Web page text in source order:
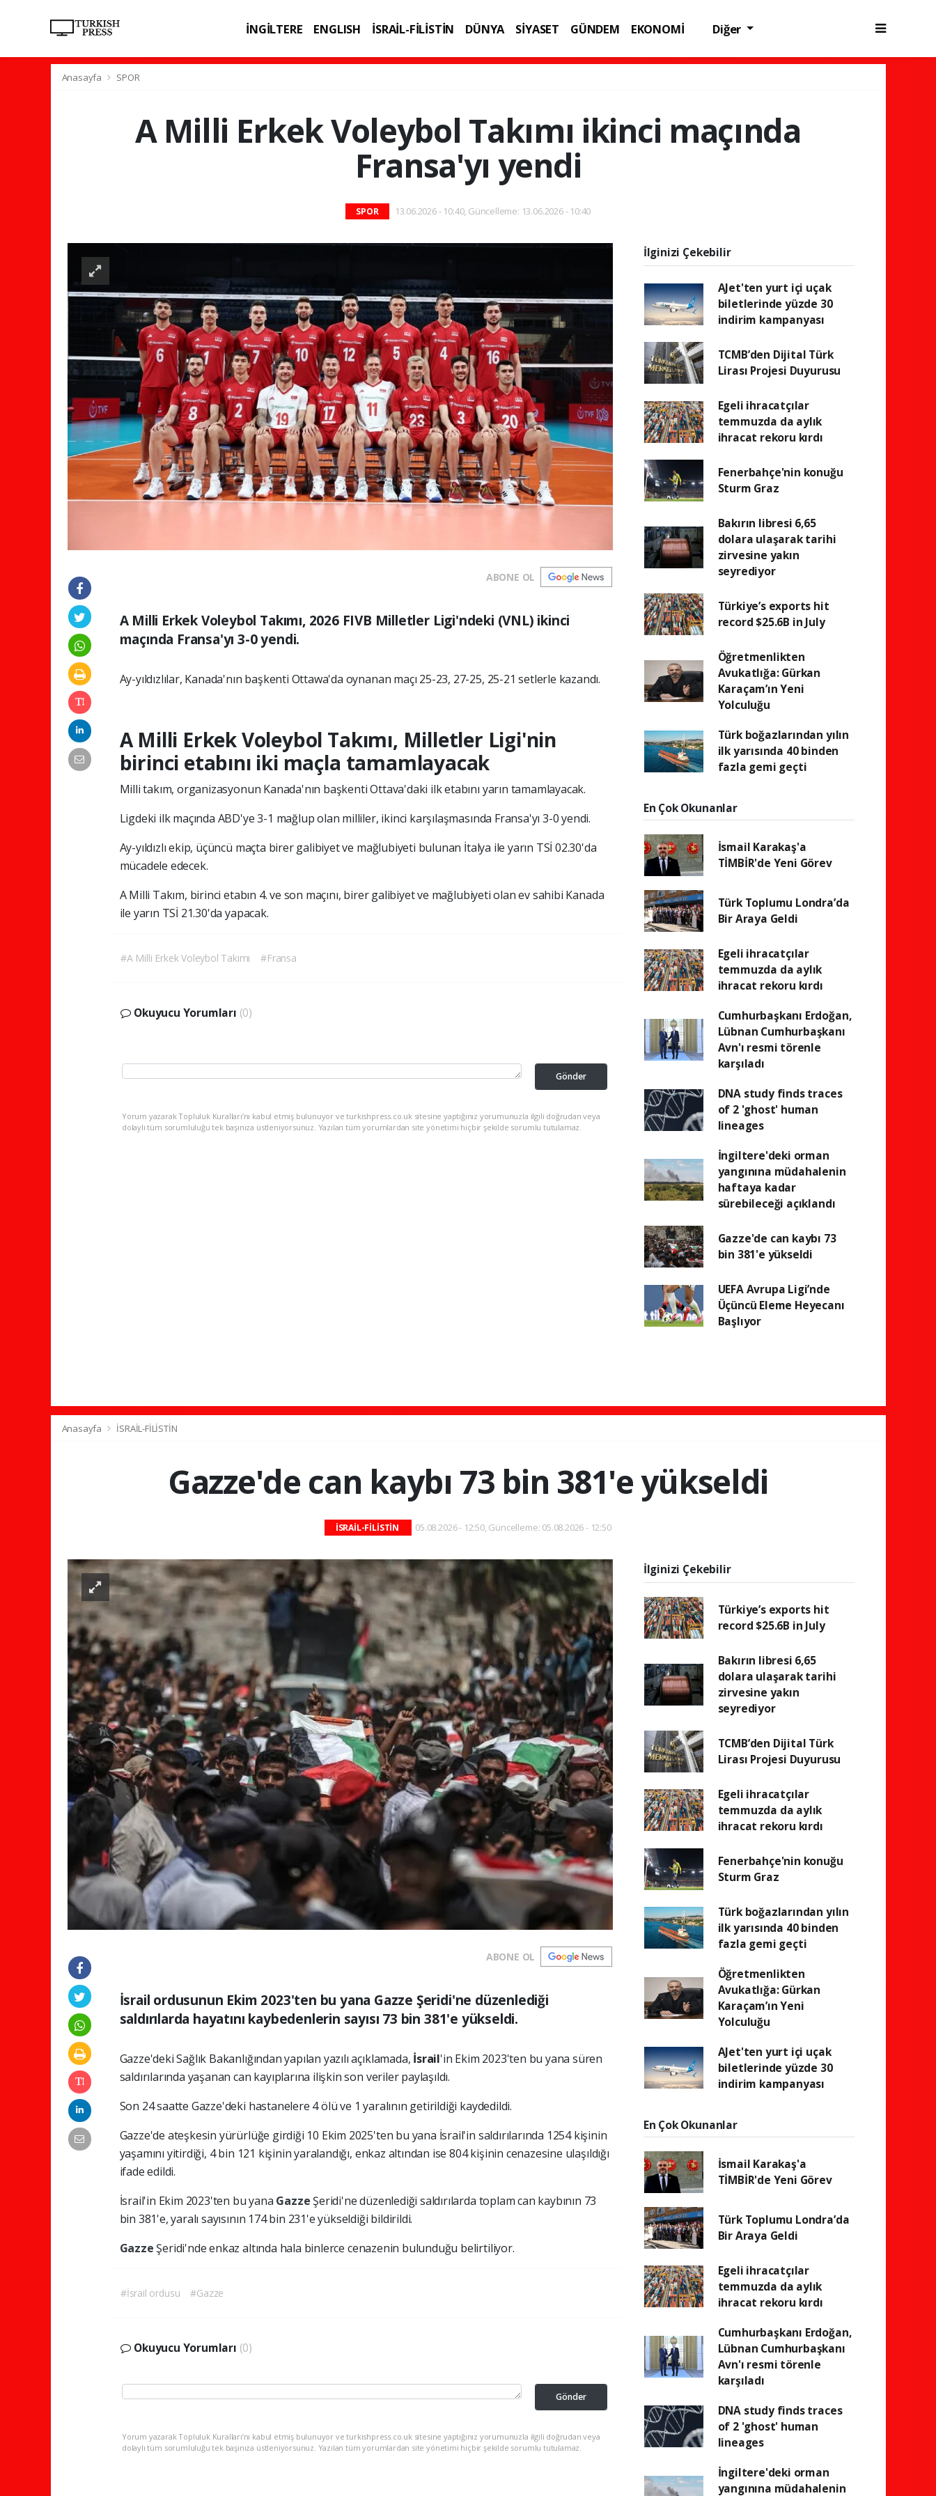
İNGİLTERE ENGLISH İSRAİL-FİLİSTİN DÜNYA SİYASET GÜNDEM
EKONOMİ
Diğer
Anasayfa SPOR
A Milli Erkek Voleybol Takımı ikinci maçında
Fransa'yı yendi
SPOR 13.06.2026 - 10:40, Güncelleme: 13.06.2026 - 10:40
ABONE OL
A Milli Erkek Voleybol Takımı, 2026 FIVB Milletler Ligi'ndeki (VNL) ikinci
maçında Fransa'yı 3-0 yendi.
Ay-yıldızlılar, Kanada'nın başkenti Ottawa'da oynanan maçı 25-23, 27-25, 25-21 setlerle kazandı.
A Milli Erkek Voleybol Takımı, Milletler Ligi'nin
birinci etabını iki maçla tamamlayacak
Milli takım, organizasyonun Kanada'nın başkenti Ottava'daki ilk etabını yarın tamamlayacak.
Ligdeki ilk maçında ABD'ye 3-1 mağlup olan milliler, ikinci karşılaşmasında Fransa'yı 3-0 yendi.
Ay-yıldızlı ekip, üçüncü maçta birer galibiyet ve mağlubiyeti bulunan İtalya ile yarın TSİ 02.30'da
mücadele edecek.
A Milli Takım, birinci etabın 4. ve son maçını, birer galibiyet ve mağlubiyeti olan ev sahibi Kanada
ile yarın TSİ 21.30'da yapacak.
#A Milli Erkek Voleybol Takımı #Fransa
Okuyucu Yorumları (0)
Gönder
Yorum yazarak Topluluk Kuralları’nı kabul etmiş bulunuyor ve turkishpress.co.uk sitesine yaptığınız yorumunuzla ilgili doğrudan veya
dolaylı tüm sorumluluğu tek başınıza üstleniyorsunuz. Yazılan tüm yorumlardan site yönetimi hiçbir şekilde sorumlu tutulamaz.
İlginizi Çekebilir
AJet'ten yurt içi uçak
biletlerinde yüzde 30
indirim kampanyası
TCMB’den Dijital Türk
Lirası Projesi Duyurusu
Egeli ihracatçılar
temmuzda da aylık
ihracat rekoru kırdı
Fenerbahçe'nin konuğu
Sturm Graz
Bakırın libresi 6,65
dolara ulaşarak tarihi
zirvesine yakın
seyrediyor
Türkiye’s exports hit
record $25.6B in July
Öğretmenlikten
Avukatlığa: Gürkan
Karaçam’ın Yeni
Yolculuğu
Türk boğazlarından yılın
ilk yarısında 40 binden
fazla gemi geçti
En Çok Okunanlar
İsmail Karakaş'a
TİMBİR'de Yeni Görev
Türk Toplumu Londra’da
Bir Araya Geldi
Egeli ihracatçılar
temmuzda da aylık
ihracat rekoru kırdı
Cumhurbaşkanı Erdoğan,
Lübnan Cumhurbaşkanı
Avn'ı resmi törenle
karşıladı
DNA study finds traces
of 2 'ghost' human
lineages
İngiltere'deki orman
yangınına müdahalenin
haftaya kadar
sürebileceği açıklandı
Gazze'de can kaybı 73
bin 381'e yükseldi
UEFA Avrupa Ligi’nde
Üçüncü Eleme Heyecanı
Başlıyor
Anasayfa İSRAİL-FİLİSTİN
Gazze'de can kaybı 73 bin 381'e yükseldi
İSRAİL-FİLİSTİN 05.08.2026 - 12:50, Güncelleme: 05.08.2026 - 12:50
ABONE OL
İsrail ordusunun Ekim 2023'ten bu yana Gazze Şeridi'ne düzenlediği
saldırılarda hayatını kaybedenlerin sayısı 73 bin 381'e yükseldi.
Gazze'deki Sağlık Bakanlığından yapılan yazılı açıklamada, İsrail'in Ekim 2023'ten bu yana süren
saldırılarında yaşanan can kayıplarına ilişkin son veriler paylaşıldı.
Son 24 saatte Gazze'deki hastanelere 4 ölü ve 1 yaralının getirildiği kaydedildi.
Gazze'de ateşkesin yürürlüğe girdiği 10 Ekim 2025'ten bu yana İsrail'in saldırılarında 1254 kişinin
yaşamını yitirdiği, 4 bin 121 kişinin yaralandığı, enkaz altından ise 804 kişinin cenazesine ulaşıldığı
ifade edildi.
İsrail'in Ekim 2023'ten bu yana GazzeŞeridi'ne düzenlediği saldırılarda toplam can kaybının 73
bin 381'e, yaralı sayısının 174 bin 231'e yükseldiği bildirildi.
GazzeŞeridi'nde enkaz altında hala binlerce cenazenin bulunduğu belirtiliyor.
#İsrail ordusu #Gazze
Okuyucu Yorumları (0)
Gönder
Yorum yazarak Topluluk Kuralları’nı kabul etmiş bulunuyor ve turkishpress.co.uk sitesine yaptığınız yorumunuzla ilgili doğrudan veya
dolaylı tüm sorumluluğu tek başınıza üstleniyorsunuz. Yazılan tüm yorumlardan site yönetimi hiçbir şekilde sorumlu tutulamaz.
İlginizi Çekebilir
Türkiye’s exports hit
record $25.6B in July
Bakırın libresi 6,65
dolara ulaşarak tarihi
zirvesine yakın
seyrediyor
TCMB’den Dijital Türk
Lirası Projesi Duyurusu
Egeli ihracatçılar
temmuzda da aylık
ihracat rekoru kırdı
Fenerbahçe'nin konuğu
Sturm Graz
Türk boğazlarından yılın
ilk yarısında 40 binden
fazla gemi geçti
Öğretmenlikten
Avukatlığa: Gürkan
Karaçam’ın Yeni
Yolculuğu
AJet'ten yurt içi uçak
biletlerinde yüzde 30
indirim kampanyası
En Çok Okunanlar
İsmail Karakaş'a
TİMBİR'de Yeni Görev
Türk Toplumu Londra’da
Bir Araya Geldi
Egeli ihracatçılar
temmuzda da aylık
ihracat rekoru kırdı
Cumhurbaşkanı Erdoğan,
Lübnan Cumhurbaşkanı
Avn'ı resmi törenle
karşıladı
DNA study finds traces
of 2 'ghost' human
lineages
İngiltere'deki orman
yangınına müdahalenin